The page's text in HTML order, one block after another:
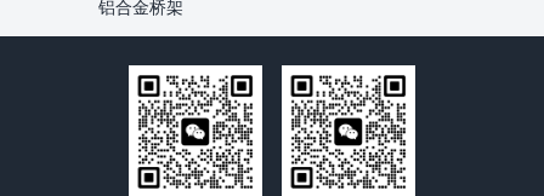
铝合金桥架